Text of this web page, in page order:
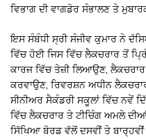
ਵਿਭਾਗ ਦੀ ਵਾਗਡੋਰ ਸੰਭਾਲਣ ਤੇ
ਇਸ ਸੰਬੰਧੀ ਸ੍ਰੀ ਸੰਜੀਵ ਕੁਮਾਰ ਨੇ
ਵਿੱਚ ਹੋਈ ਜਿਸ ਵਿੱਚ ਲੈਕਚਰਾਰ ਤੋਂ
ਕਾਰਜ ਵਿੱਚ ਤੇਜ਼ੀ ਲਿਆਉਣ,
ਕਰਵਾਉਣ, ਰਿਵਰਸ਼ਨ ਅਧੀਨ
ਸੀਨੀਅਰ ਸੈਕੰਡਰੀ ਸਕੂਲਾਂ ਵਿੱਚ ਨਵੇਂ
ਵਿੱਚ ਲੈਕਚਰਾਰ ਤੇ ਟੀਚਿੰਗ ਅਮਲੇ
ਸਿੱਖਿਆ ਬੋਰਡ ਵੱਲੋਂ ਦਸਵੀਂ ਤੇ